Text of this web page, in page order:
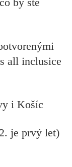
all inclusice
i Košíc
je prvý let)